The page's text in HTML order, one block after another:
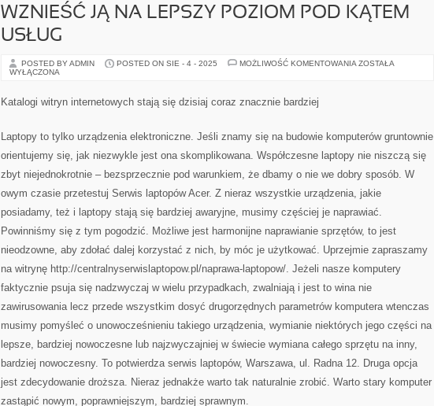
WZNIEŚĆ JĄ NA LEPSZY POZIOM POD KĄTEM
USŁUG
POSTED BY ADMIN POSTED ON SIE - 4 - 2025 MOŻLIWOŚĆ KOMENTOWANIA JEŻELI
LEPSZY
POZIOM
KĄTEM
ZOSTAŁA
WYŁĄCZONA
Katalogi witryn internetowych stają się dzisiaj coraz znacznie bardziej
Laptopy to tylko urządzenia elektroniczne. Jeśli znamy się na budowie komputerów gruntownie
orientujemy się, jak niezwykle jest ona skomplikowana. Współczesne laptopy nie niszczą się
zbyt niejednokrotnie – bezsprzecznie pod warunkiem, że dbamy o nie we dobry sposób. W
owym czasie przetestuj Serwis laptopów Acer. Z nieraz wszystkie urządzenia, jakie
posiadamy, też i laptopy stają się bardziej awaryjne, musimy częściej je naprawiać.
Powinniśmy się z tym pogodzić. Możliwe jest harmonijne naprawianie sprzętów, to jest
nieodzowne, aby zdołać dalej korzystać z nich, by móc je użytkować. Uprzejmie zapraszamy
na witrynę http://centralnyserwislaptopow.pl/naprawa-laptopow/. Jeżeli nasze komputery
faktycznie psuja się nadzwyczaj w wielu przypadkach, zwalniają i jest to wina nie
zawirusowania lecz przede wszystkim dosyć drugorzędnych parametrów komputera wtenczas
musimy pomyśleć o unowocześnieniu takiego urządzenia, wymianie niektórych jego części na
lepsze, bardziej nowoczesne lub najzwyczajniej w świecie wymiana całego sprzętu na inny,
bardziej nowoczesny. To potwierdza serwis laptopów, Warszawa, ul. Radna 12. Druga opcja
jest zdecydowanie droższa. Nieraz jednakże warto tak naturalnie zrobić. Warto stary komputer
zastąpić nowym, poprawniejszym, bardziej sprawnym.